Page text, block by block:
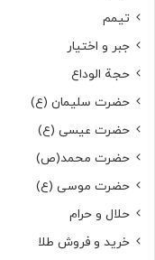
تیمم
جبر و اختیار
حجة الوداع
حضرت سلیمان (ع)
حضرت عیسی (ع)
حضرت محمد(ص)
حضرت موسی (ع)
حلال و حرام
خرید و فروش طلا